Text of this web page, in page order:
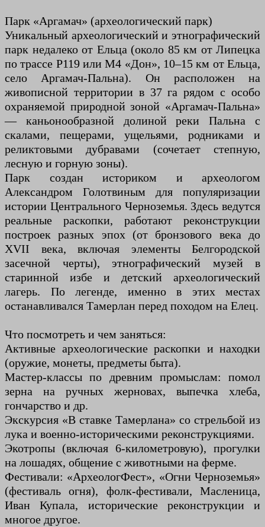
Парк «Аргамач» (археологический парк)
Уникальный археологический и этнографический
парк недалеко от Ельца (около 85 км от Липецка
по трассе Р119 или М4 «Дон», 10–15 км от Ельца,
село Аргамач-Пальна). Он расположен на
живописной территории в 37 га рядом с особо
охраняемой природной зоной «Аргамач-Пальна»
— каньонообразной долиной реки Пальна с
скалами, пещерами, ущельями, родниками и
реликтовыми дубравами (сочетает степную,
лесную и горную зоны).
Парк создан историком и археологом
Александром Голотвиным для популяризации
истории Центрального Черноземья. Здесь ведутся
реальные раскопки, работают реконструкции
построек разных эпох (от бронзового века до
XVII века, включая элементы Белгородской
засечной черты), этнографический музей в
старинной избе и детский археологический
лагерь. По легенде, именно в этих местах
останавливался Тамерлан перед походом на Елец.
Что посмотреть и чем заняться:
Активные археологические раскопки и находки
(оружие, монеты, предметы быта).
Мастер-классы по древним промыслам: помол
зерна на ручных жерновах, выпечка хлеба,
гончарство и др.
Экскурсия «В ставке Тамерлана» со стрельбой из
лука и военно-историческими реконструкциями.
Экотропы (включая 6-километровую), прогулки
на лошадях, общение с животными на ферме.
Фестивали: «АрхеологФест», «Огни Черноземья»
(фестиваль огня), фолк-фестивали, Масленица,
Иван Купала, исторические реконструкции и
многое другое.